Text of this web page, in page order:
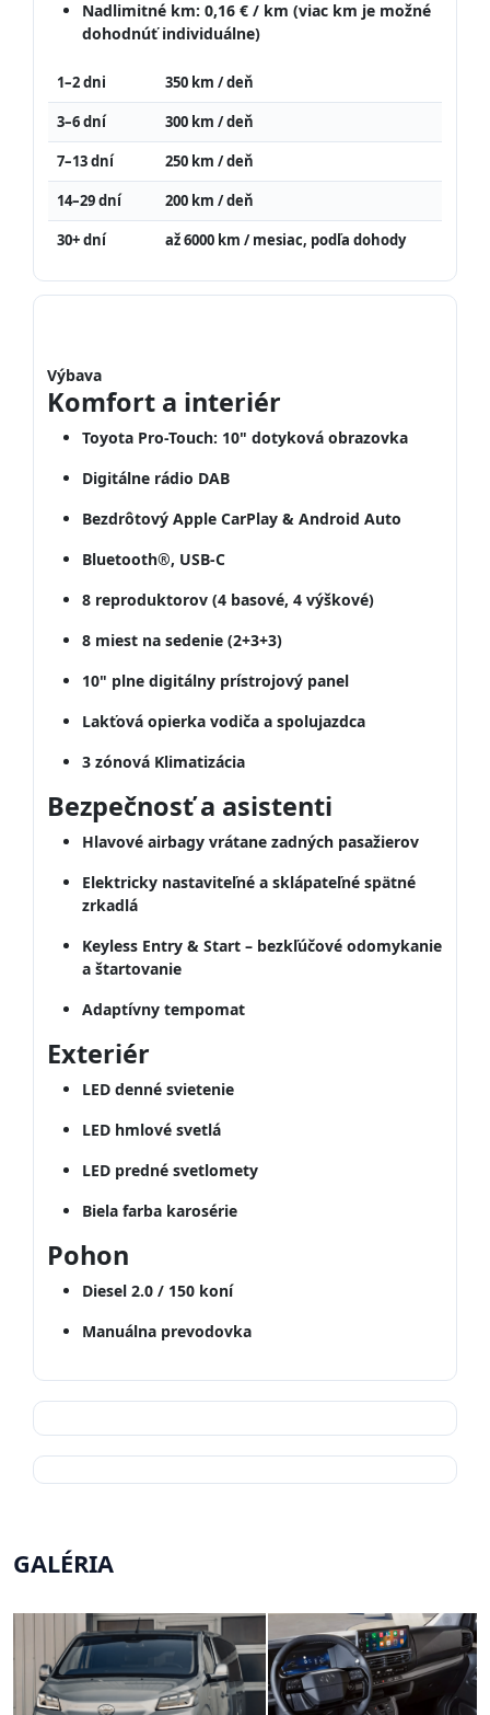
Nadlimitné km: 0,16 € / km (viac km je možné
dohodnúť individuálne)
1–2 dni
350 km / deň
3–6 dní
300 km / deň
7–13 dní
250 km / deň
14–29 dní
200 km / deň
30+ dní
až 6000 km / mesiac, podľa dohody
Výbava
Komfort a interiér
Toyota Pro-Touch: 10" dotyková obrazovka
Digitálne rádio DAB
Bezdrôtový Apple CarPlay & Android Auto
Bluetooth®, USB-C
8 reproduktorov (4 basové, 4 výškové)
8 miest na sedenie (2+3+3)
10" plne digitálny prístrojový panel
Lakťová opierka vodiča a spolujazdca
3 zónová Klimatizácia
Bezpečnosť a asistenti
Hlavové airbagy vrátane zadných pasažierov
Elektricky nastaviteľné a sklápateľné spätné
zrkadlá
Keyless Entry & Start – bezkľúčové odomykanie
a štartovanie
Adaptívny tempomat
Exteriér
LED denné svietenie
LED hmlové svetlá
LED predné svetlomety
Biela farba karosérie
Pohon
Diesel 2.0 / 150 koní
Manuálna prevodovka
GALÉRIA